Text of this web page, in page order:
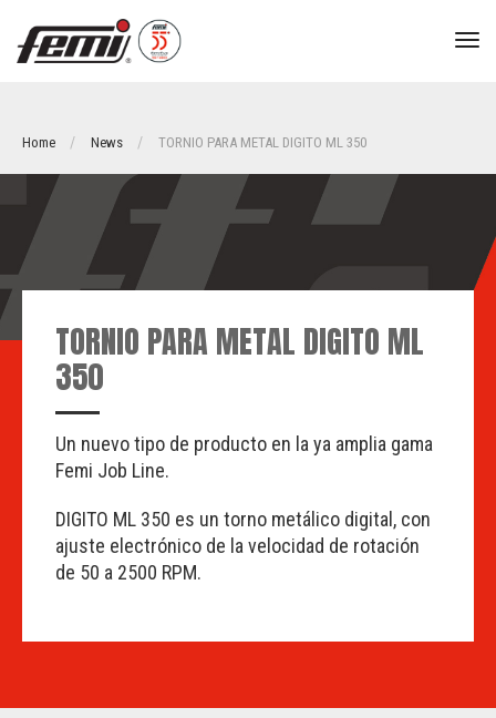
Home News TORNIO PARA METAL DIGITO ML 350
TORNIO PARA METAL DIGITO ML
350
Un nuevo tipo de producto en la ya amplia gama
Femi Job Line.
DIGITO ML 350 es un torno metálico digital, con
ajuste electrónico de la velocidad de rotación
de 50 a 2500 RPM.